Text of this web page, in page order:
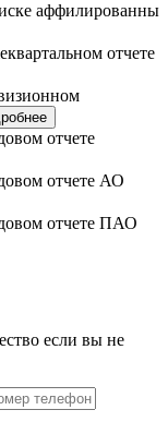
аффилированны
отчете
отчете
отчете АО
отчете ПАО
если вы не